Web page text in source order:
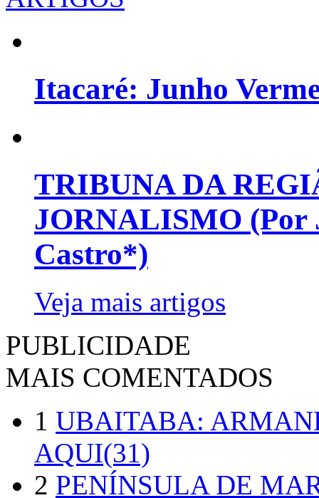
Itacaré: Junho
TRIBUNA DA
JORNALISMO (Por
Castro*)
Veja mais artigos
PUBLICIDADE
MAIS COMENTADOS
1 UBAITABA:
AQUI(31)
2 PENÍNSULA DE